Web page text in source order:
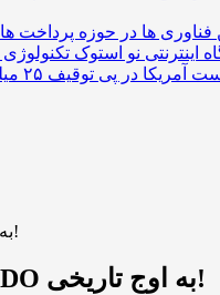
فناوری ها در حوزه پرداخت
اینترنتی نو استوک
محدوده خرید نهنگ‌ها و احتمال برگشت ONDO به اوج تاریخی!
محدوده خرید نهنگ‌ها و احتمال برگشت ONDO به اوج تاریخی!